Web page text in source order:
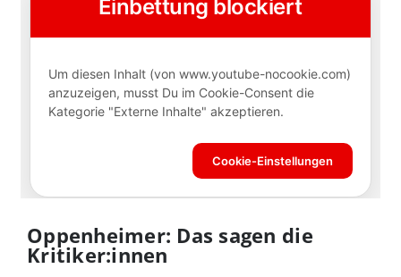
Oppenheimer: Das sagen die
Kritiker:innen